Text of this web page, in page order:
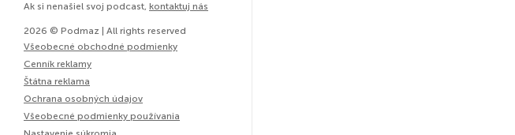
Ak si nenašiel svoj podcast, kontaktuj nás
2026 © Podmaz | All rights reserved
Všeobecné obchodné podmienky
Cenník reklamy
Štátna reklama
Ochrana osobných údajov
Všeobecné podmienky používania